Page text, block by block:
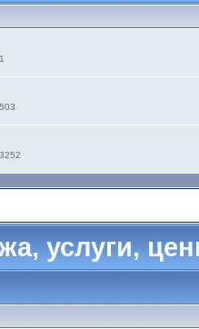
услуги,